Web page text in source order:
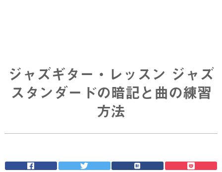
ジャズギター・レッスン ジャズ
スタンダードの暗記と曲の練習
方法